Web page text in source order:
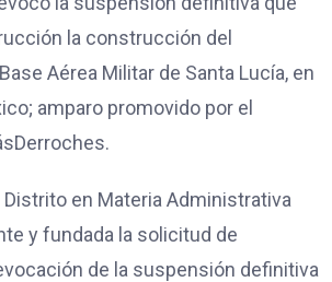
la construcción del
Aérea Militar de Santa Lucía, en
amparo promovido por el
Distrito en Materia Administrativa
y fundada la solicitud de
de la suspensión definitiva